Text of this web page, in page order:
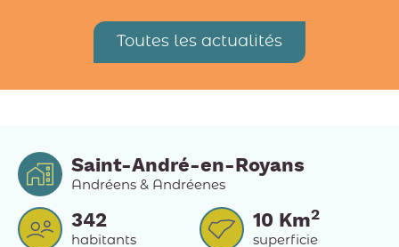
Toutes les actualités
Saint-André-en-Royans
Andréens & Andréenes
342
habitants
10 Km2
superficie